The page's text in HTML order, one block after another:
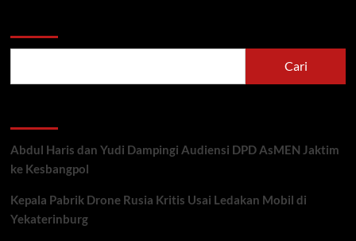
Cari
Abdul Haris dan Yudi Dampingi Audiensi DPD AsMEN Jaktim
ke Kesbangpol
Kepala Pabrik Drone Rusia Kritis Usai Ledakan Mobil di
Yekaterinburg